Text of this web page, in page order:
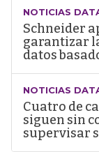
NOTICIAS
Schneider
garantizar
datos
NOTICIAS
Cuatro de
siguen sin
supervisar